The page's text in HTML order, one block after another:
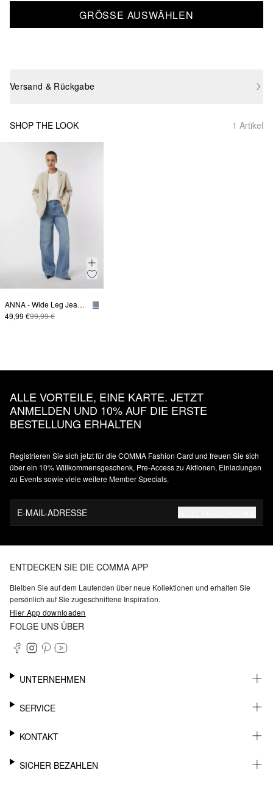
GRÖSSE AUSWÄHLEN
Versand & Rückgabe
SHOP THE LOOK 1 Artikel
ANNA - Wide Leg Jeans mit vorverlegter Naht
49,99 €99,99 €
ALLE VORTEILE, EINE KARTE. JETZT
ANMELDEN UND 10% AUF DIE ERSTE
BESTELLUNG ERHALTEN
Registrieren Sie sich jetzt für die COMMA Fashion Card und freuen Sie sich
über ein 10% Willkommensgeschenk, Pre-Access zu Aktionen, Einladungen
zu Events sowie viele weitere Member Specials.
E-MAIL-ADRESSE
ENTDECKEN SIE DIE COMMA APP
Bleiben Sie auf dem Laufenden über neue Kollektionen und erhalten Sie
persönlich auf Sie zugeschnittene Inspiration.
Hier App downloaden
FOLGE UNS ÜBER
UNTERNEHMEN
KARRIERE
BARRIEREFREIHEIT
SERVICE
WHATSAPP
MEIN KONTO
KONTAKT
SUPPORT
SICHER BEZAHLEN